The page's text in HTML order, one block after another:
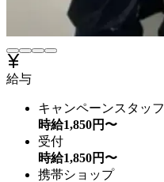
給与
キャンペーンスタッフ
時給1,850円〜
受付
時給1,850円〜
携帯ショップ